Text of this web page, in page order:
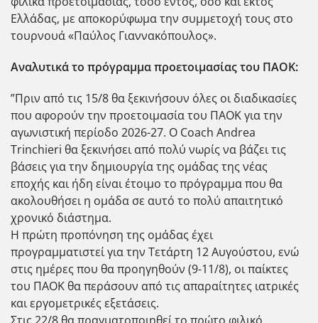
Ελλάδας, με αποκορύφωμα την συμμετοχή τους στο
τουρνουά «Παύλος Γιαννακόπουλος».
Αναλυτικά το πρόγραμμα προετοιμασίας του ΠΑΟΚ:
”Πριν από τις 15/8 θα ξεκινήσουν όλες οι διαδικασίες
που αφορούν την προετοιμασία του ΠΑΟΚ για την
αγωνιστική περίοδο 2026-27. Ο Coach Andrea
Trinchieri θα ξεκινήσει από πολύ νωρίς να βάζει τις
βάσεις για την δημιουργία της ομάδας της νέας
εποχής και ήδη είναι έτοιμο το πρόγραμμα που θα
ακολουθήσει η ομάδα σε αυτό το πολύ απαιτητικό
χρονικό διάστημα.
Η πρώτη προπόνηση της ομάδας έχει
προγραμματιστεί για την Τετάρτη 12 Αυγούστου, ενώ
στις ημέρες που θα προηγηθούν (9-11/8), οι παίκτες
του ΠΑΟΚ θα περάσουν από τις απαραίτητες ιατρικές
και εργομετρικές εξετάσεις.